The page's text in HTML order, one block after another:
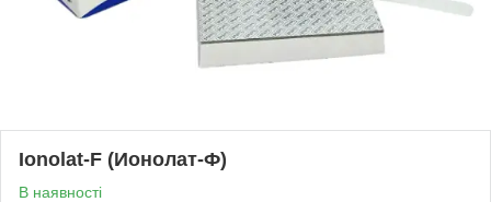
Ionolat-F (Ионолат-Ф)
В наявності